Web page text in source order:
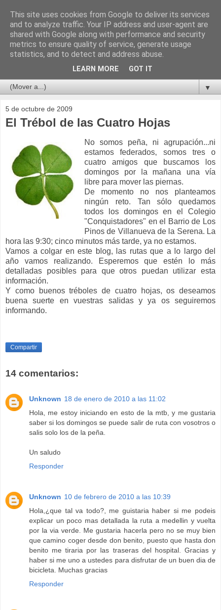
▼
5 de octubre de 2009
El Trébol de las Cuatro Hojas
No somos peña, ni agrupación...ni
estamos federados, somos tres o
cuatro amigos que buscamos los
domingos por la mañana una vía
libre para mover las piernas.
De momento no nos planteamos
ningún reto. Tan sólo quedamos
todos los domingos en el Colegio
"Conquistadores" en el Barrio de Los
Pinos de Villanueva de la Serena. La
hora las 9:30; cinco minutos más tarde, ya no estamos.
Vamos a colgar en este blog, las rutas que a lo largo del
año vamos realizando. Esperemos que estén lo más
detalladas posibles para que otros puedan utilizar esta
información.
Y como buenos tréboles de cuatro hojas, os deseamos
buena suerte en vuestras salidas y ya os seguiremos
informando.
Compartir
14 comentarios:
Unknown 18 de enero de 2010 a las 11:02
Hola, me estoy iniciando en esto de la mtb, y me gustaria
saber si los domingos se puede salir de ruta con vosotros o
salis solo los de la peña.
Un saludo
Responder
Unknown 10 de febrero de 2010 a las 10:39
Hola,¿que tal va todo?, me guistaria haber si me podeis
explicar un poco mas detallada la ruta a medellin y vuelta
por la via verde. Me gustaria hacerla pero no se muy bien
que camino coger desde don benito, puesto que hasta don
benito me tiraria por las traseras del hospital. Gracias y
haber si me uno a ustedes para disfrutar de un buen dia de
bicicleta. Muchas gracias
Responder
This site uses cookies from Google to deliver its services
and to analyze traffic. Your IP address and user-agent are
shared with Google along with performance and security
metrics to ensure quality of service, generate usage
statistics, and to detect and address abuse.
LEARN MORE GOT IT